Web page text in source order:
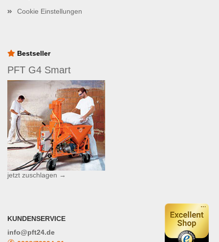
Cookie Einstellungen
Bestseller
PFT G4 Smart
jetzt zuschlagen →
KUNDENSERVICE
info@pft24.de